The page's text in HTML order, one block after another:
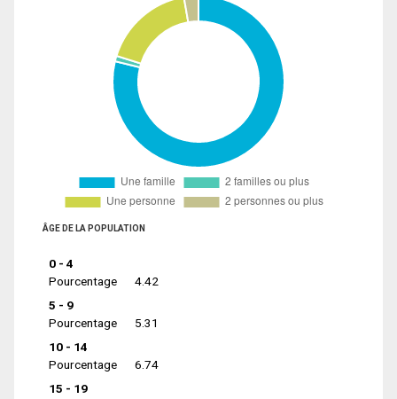
ÂGE DE LA POPULATION
0 - 4
Pourcentage
4.42
5 - 9
Pourcentage
5.31
10 - 14
Pourcentage
6.74
15 - 19